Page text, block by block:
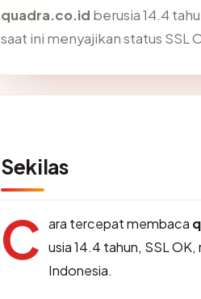
quadra.co.id berusia 14.4
saat ini menyajikan status SSL
Sekilas
C ara tercepat membaca
usia 14.4 tahun, SSL
Indonesia.